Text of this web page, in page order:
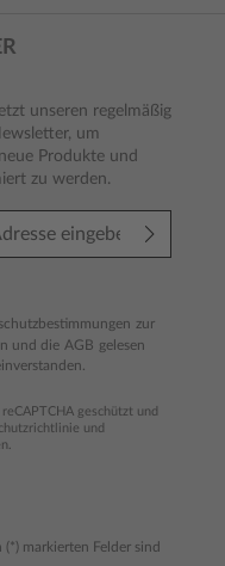
unseren regelmäßig
um
Produkte und
zu werden.
zur
und die AGB gelesen
geschützt und
und
(*) markierten Felder sind